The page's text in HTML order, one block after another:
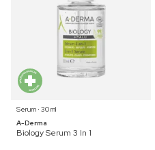
Serum ⋅ 30 ml
A-Derma
Biology Serum 3 In 1